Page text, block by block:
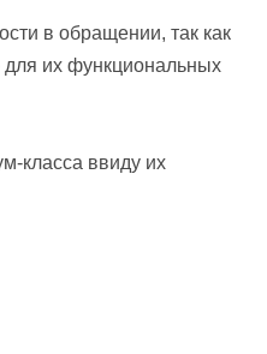
в обращении, так как
для их функциональных
класса ввиду их